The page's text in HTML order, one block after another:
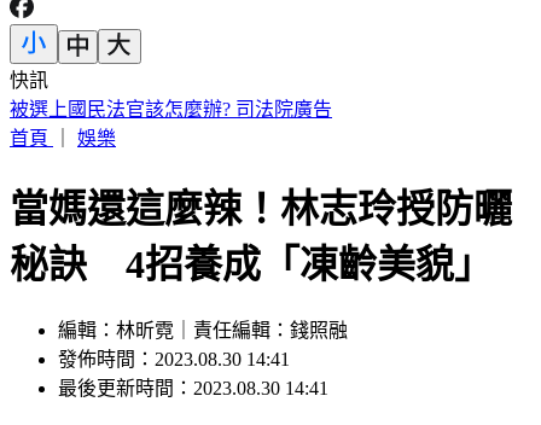
快訊
快訊／財神爺不在家 威力彩頭獎、二獎雙槓龜
首頁
娛樂
當媽還這麼辣！林志玲授防曬
秘訣 4招養成「凍齡美貌」
編輯：林昕霓｜責任編輯：錢照融
發佈時間：2023.08.30 14:41
最後更新時間：2023.08.30 14:41